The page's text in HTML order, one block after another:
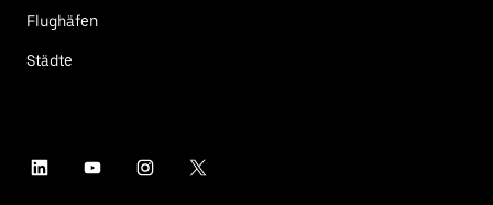
Flughäfen
Städte